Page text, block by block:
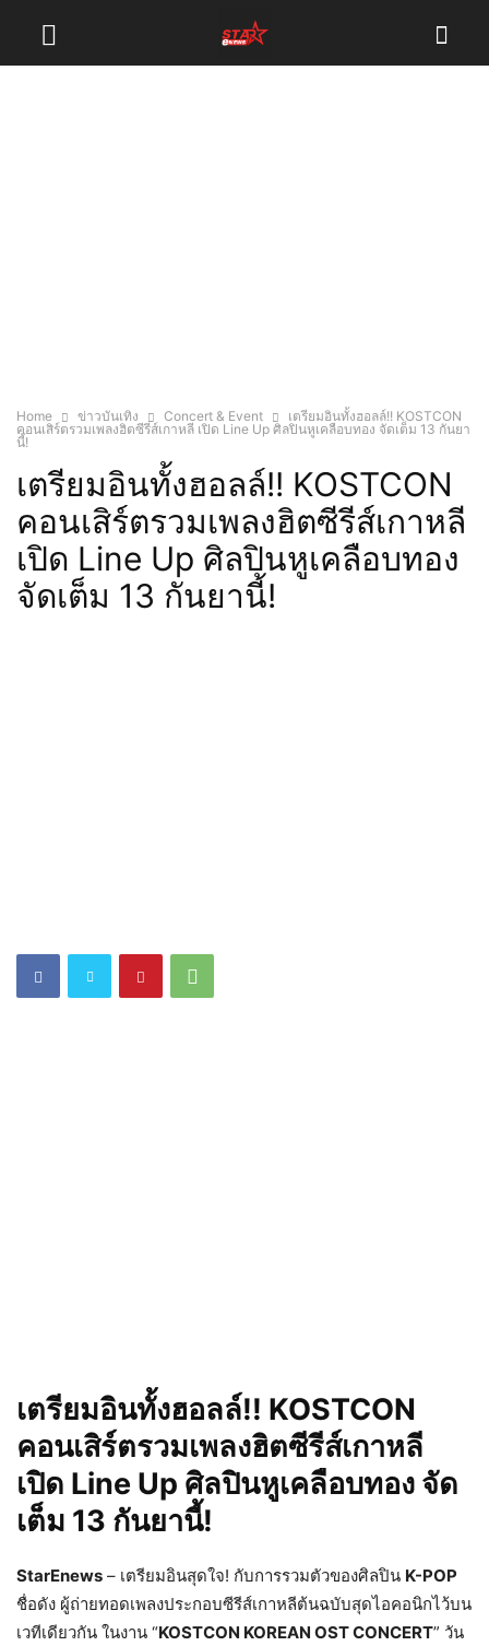
Home ข่าวบันเทิง Concert & Event
เตรียมอินทั้งฮอลล์!! KOSTCON
คอนเสิร์ตรวมเพลงฮิตซีรีส์เกาหลี เปิด Line Up ศิลปินหูเคลือบทอง จัดเต็ม 13 กันยา
นี้!
เตรียมอินทั้งฮอลล์!! KOSTCON
คอนเสิร์ตรวมเพลงฮิตซีรีส์เกาหลี
เปิด Line Up ศิลปินหูเคลือบทอง
จัดเต็ม 13 กันยานี้!
เตรียมอินทั้งฮอลล์!! KOSTCON
คอนเสิร์ตรวมเพลงฮิตซีรีส์เกาหลี
เปิด Line Up ศิลปินหูเคลือบทอง จัด
เต็ม 13 กันยานี้!
StarEnews – เตรียมอินสุดใจ! กับการรวมตัวของศิลปิน K-POP
ชื่อดัง ผู้ถ่ายทอดเพลงประกอบซีรีส์เกาหลีต้นฉบับสุดไอคอนิกไว้บน
เวทีเดียวกัน ในงาน “KOSTCON KOREAN OST CONCERT” วัน